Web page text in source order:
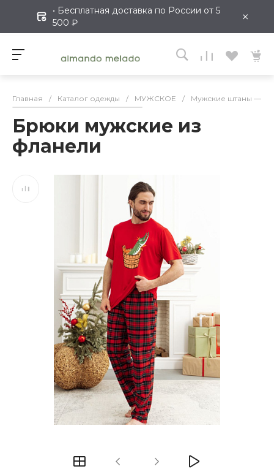
• Бесплатная доставка по России от 5
500 ₽
×
Главная / Каталог одежды / МУЖСКОЕ / Мужские штаны —
Брюки мужские из
фланели